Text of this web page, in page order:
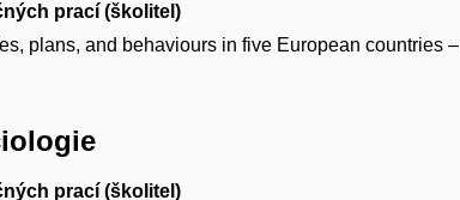
prací (školitel)
plans, and behaviours in five European countries –
prací (školitel)